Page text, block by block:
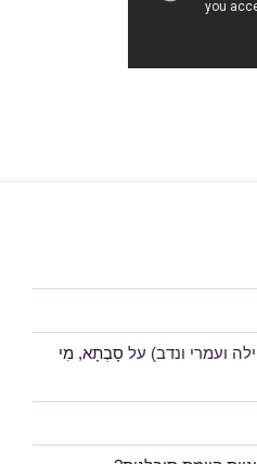
ועמרי ונדב) על סָבְתָא, מִי